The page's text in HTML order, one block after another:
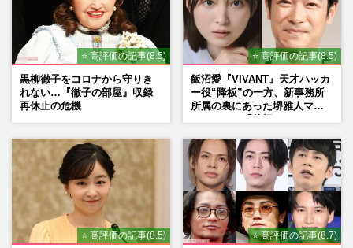
⭐ 高評価の記事(8.5)
黒柳徹子をコロナから守りき
れない…『徹子の部屋』収録
再休止の危機
⭐ 高評価の記事(8.5)
飯沼愛『VIVANT』天才ハッカ
ー役“降板”の一方、新事務所
所属の裏にあった堺雅人マネ
⭐ 高評価の記事(8.5) ⭐ 高評価の記事(8.7)